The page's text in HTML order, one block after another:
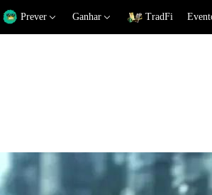
Prever Ganhar TradFi